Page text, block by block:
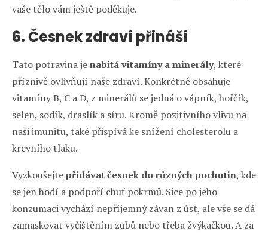
vaše tělo vám ještě poděkuje.
6. Česnekzdraví přináší
Tato potravina jenabitá vitamíny a minerály, které
příznivě ovlivňují naše zdraví. Konkrétně obsahuje
vitamíny B, C a D, z minerálů se jedná o vápník, hořčík,
selen, sodík, draslík a síru. Kromě pozitivního vlivu na
naši imunitu, také přispívá ke snížení cholesterolu a
krevního tlaku.
Vyzkoušejtepřidávat česnek do různých pochutin, kde
se jen hodí a podpoří chuť pokrmů. Sice po jeho
konzumaci vychází nepříjemný závan z úst, ale vše se dá
zamaskovat vyčištěním zubů nebo třeba žvýkačkou. A za